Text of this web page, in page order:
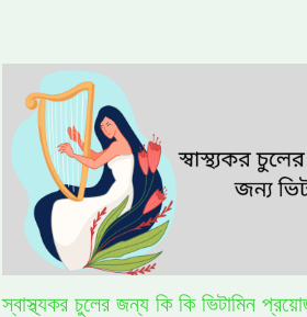
স্বাস্থ্যকর চুলের জন্য কি কি ভিটামিন